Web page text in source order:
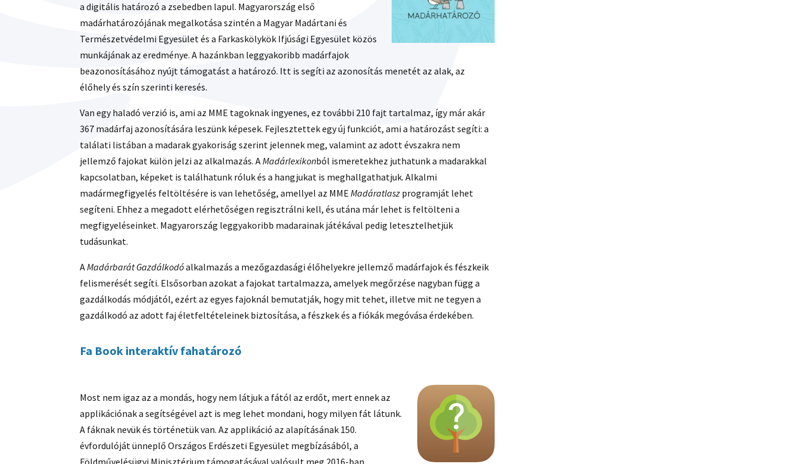
a digitális határozó a zsebedben lapul. Magyarország első
madárhatározójának megalkotása szintén a Magyar Madártani és
Természetvédelmi Egyesület és a Farkaskölykök Ifjúsági Egyesület közös
munkájának az eredménye. A hazánkban leggyakoribb madárfajok
beazonosításához nyújt támogatást a határozó. Itt is segíti az azonosítás menetét az alak, az
élőhely és szín szerinti keresés.
Van egy haladó verzió is, ami az MME tagoknak ingyenes, ez további 210 fajt tartalmaz, így már akár
367 madárfaj azonosítására leszünk képesek. Fejlesztettek egy új funkciót, ami a határozást segíti: a
találati listában a madarak gyakoriság szerint jelennek meg, valamint az adott évszakra nem
jellemző fajokat külön jelzi az alkalmazás. AMadárlexikonból ismeretekhez juthatunk a madarakkal
kapcsolatban, képeket is találhatunk róluk és a hangjukat is meghallgathatjuk. Alkalmi
madármegfigyelés feltöltésére is van lehetőség, amellyel az MMEMadáratlasz programját lehet
segíteni. Ehhez a megadott elérhetőségen regisztrálni kell, és utána már lehet is feltölteni a
megfigyeléseinket. Magyarország leggyakoribb madarainak játékával pedig letesztelhetjük
tudásunkat.
AMadárbarát Gazdálkodóalkalmazás a mezőgazdasági élőhelyekre jellemző madárfajok és fészkeik
felismerését segíti. Elsősorban azokat a fajokat tartalmazza, amelyek megőrzése nagyban függ a
gazdálkodás módjától, ezért az egyes fajoknál bemutatják, hogy mit tehet, illetve mit ne tegyen a
gazdálkodó az adott faj életfeltételeinek biztosítása, a fészkek és a fiókák megóvása érdekében.
Fa Book interaktív fahatározó
Most nem igaz az a mondás, hogy nem látjuk a fától az erdőt, mert ennek az
applikációnak a segítségével azt is meg lehet mondani, hogy milyen fát látunk.
A fáknak nevük és történetük van. Az applikáció az alapításának 150.
évfordulóját ünneplő Országos Erdészeti Egyesület megbízásából, a
Földművelésügyi Minisztérium támogatásával valósult meg 2016-ban.